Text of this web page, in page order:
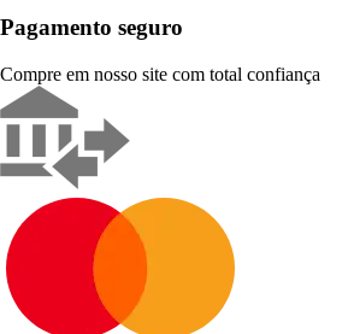
Pagamento seguro
Compre em nosso site com total confiança